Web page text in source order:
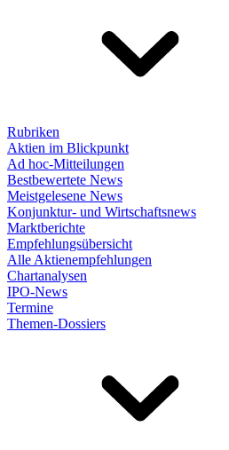
Rubriken
Aktien im Blickpunkt
Ad hoc-Mitteilungen
Bestbewertete News
Meistgelesene News
Konjunktur- und Wirtschaftsnews
Marktberichte
Empfehlungsübersicht
Alle Aktienempfehlungen
Chartanalysen
IPO-News
Termine
Themen-Dossiers